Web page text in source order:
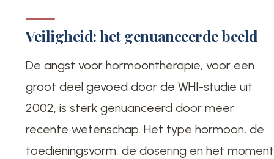
Veiligheid: het genuanceerde beeld
De angst voor hormoontherapie, voor een
groot deel gevoed door de WHI-studie uit
2002, is sterk genuanceerd door meer
recente wetenschap. Het type hormoon, de
toedieningsvorm, de dosering en het moment